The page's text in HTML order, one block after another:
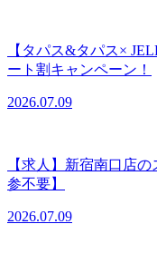
【タパス&タパス×
ート割キャンペーン！
2026.07.09
【求人】新宿南口店
参不要】
2026.07.09